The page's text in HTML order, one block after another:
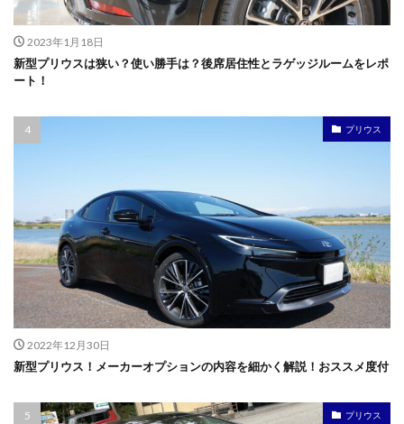
2023年1月18日
新型プリウスは狭い？使い勝手は？後席居住性とラゲッジルームをレポ
ート！
プリウス
2022年12月30日
新型プリウス！メーカーオプションの内容を細かく解説！おススメ度付
プリウス